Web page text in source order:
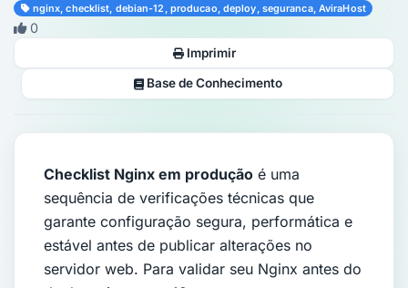
nginx, checklist, debian-12, producao, deploy, seguranca, AviraHost
0
Imprimir
Base de Conhecimento
Checklist Nginx em produção é uma
sequência de verificações técnicas que
garante configuração segura, performática e
estável antes de publicar alterações no
servidor web. Para validar seu Nginx antes do